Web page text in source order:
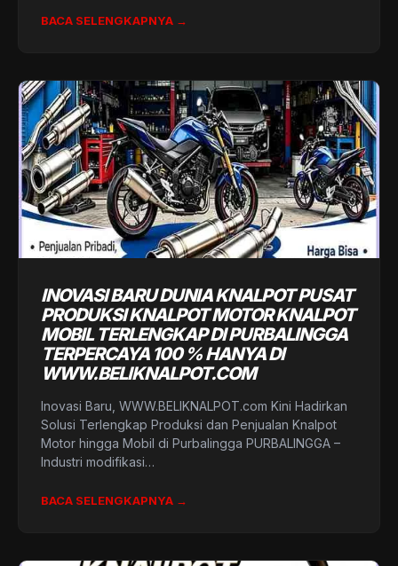
BACA SELENGKAPNYA →
INOVASI BARU DUNIA KNALPOT PUSAT
PRODUKSI KNALPOT MOTOR KNALPOT
MOBIL TERLENGKAP DI PURBALINGGA
TERPERCAYA 100 % HANYA DI
WWW.BELIKNALPOT.COM
Inovasi Baru, WWW.BELIKNALPOT.com Kini Hadirkan
Solusi Terlengkap Produksi dan Penjualan Knalpot
Motor hingga Mobil di Purbalingga PURBALINGGA –
Industri modifikasi…
BACA SELENGKAPNYA →